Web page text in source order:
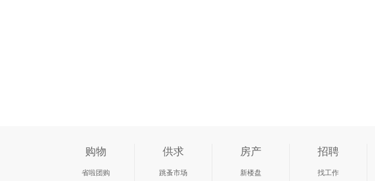
购物
省啦团购
供求
跳蚤市场
房产
新楼盘
招聘
找工作